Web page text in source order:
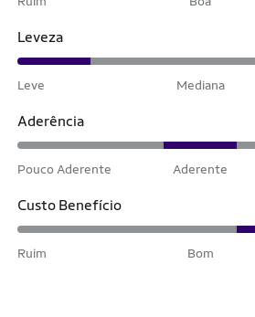
Leveza
Leve Mediana
Aderência
Pouco Aderente Aderente
Custo Benefício
Ruim Bom